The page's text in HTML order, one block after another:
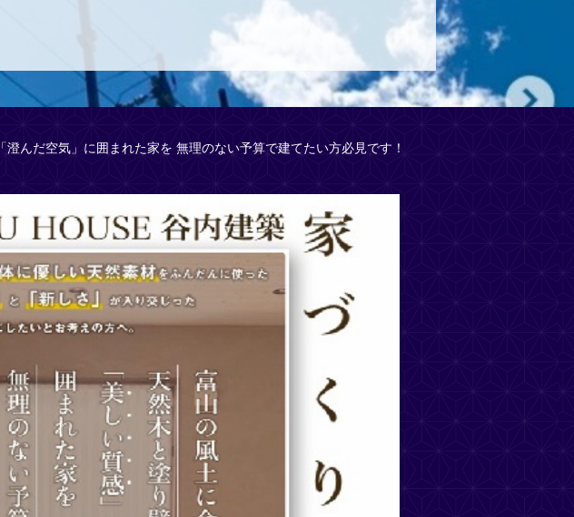
んだ空気」に囲まれた家を 無理のない予算で建てたい方必見です！